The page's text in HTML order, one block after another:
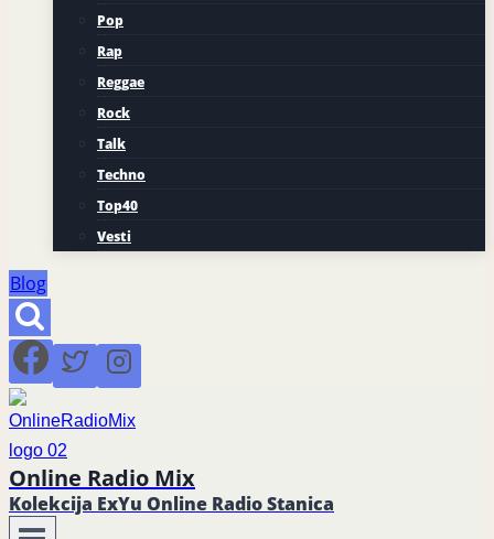
Pop
Rap
Reggae
Rock
Talk
Techno
Top40
Vesti
Blog
Online Radio Mix
Kolekcija ExYu Online Radio Stanica